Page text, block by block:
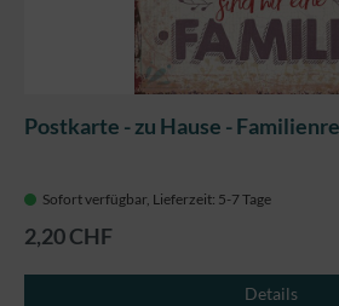
Postkarte - zu Hause -
Sofort verfügbar, Lieferzeit: 5-7 Tage
2,20 CHF
Details